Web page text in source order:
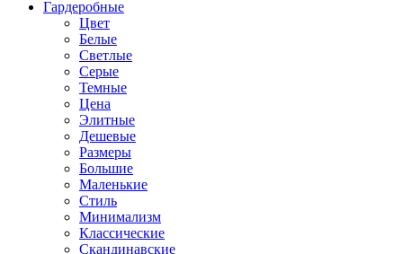
Гардеробные
Цвет
Белые
Светлые
Серые
Темные
Цена
Элитные
Дешевые
Размеры
Большие
Маленькие
Стиль
Минимализм
Классические
Скандинавские